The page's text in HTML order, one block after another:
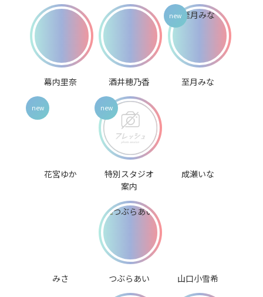
幕内里奈 酒井穂乃香 至月みな
花宮ゆか
特別スタジオ
案内
成瀬いな
みさ つぶらあい 山口小雪希